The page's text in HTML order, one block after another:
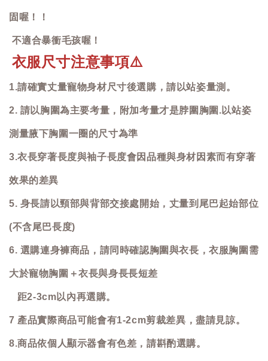
固喔！！
不適合暴衝毛孩喔！
衣服尺寸注意事項⚠️
1.請確實丈量寵物身材尺寸後選購，請以站姿量測。
2. 請以胸圍為主要考量，附加考量才是脖圍胸圍.以站姿
測量腋下胸圍一圈的尺寸為準
3.衣長穿著長度與袖子長度會因品種與身材因素而有穿著
效果的差異
5. 身長請以頸部與背部交接處開始，丈量到尾巴起始部位
(不含尾巴長度)
6. 選購連身褲商品，請同時確認胸圍與衣長，衣服胸圍需
大於寵物胸圍＋衣長與身長長短差
距2-3cm以內再選購。
7 產品實際商品可能會有1-2cm剪裁差異，盡請見諒。
8.商品依個人顯示器會有色差，請斟酌選購。